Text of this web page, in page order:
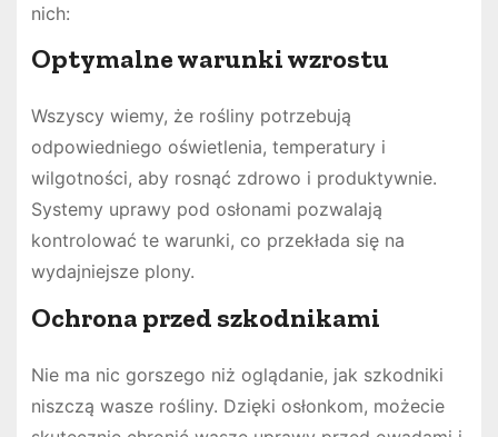
nich:
Optymalne warunki wzrostu
Wszyscy wiemy, że rośliny potrzebują
odpowiedniego oświetlenia, temperatury i
wilgotności, aby rosnąć zdrowo i produktywnie.
Systemy uprawy pod osłonami pozwalają
kontrolować te warunki, co przekłada się na
wydajniejsze plony.
Ochrona przed szkodnikami
Nie ma nic gorszego niż oglądanie, jak szkodniki
niszczą wasze rośliny. Dzięki osłonkom, możecie